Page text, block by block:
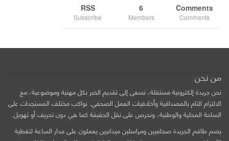
Comments
Comments
6
Members
RSS
Subscribe
من نحن
نحن جريدة إلكترونية مستقلة، نسعى إلى تقديم الخبر بكل مهنية وموضوعية، مع
الالتزام التام بالمصداقية وأخلاقيات العمل الصحفي. نواكب مختلف المستجدات على
الساحة المحلية والوطنية، ونحرص على نقل الحقيقة كما هي دون تحريف أو تهويل.
يضم طاقم الجريدة صحافيين ومراسلين ميدانيين يعملون على مدار الساعة لتغطية